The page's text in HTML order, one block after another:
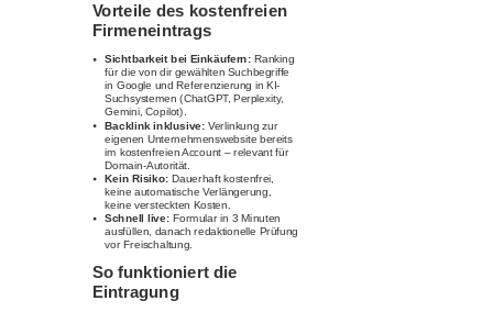
Vorteile des kostenfreien
Firmeneintrags
Sichtbarkeit bei Einkäufern: Ranking
für die von dir gewählten Suchbegriffe
in Google und Referenzierung in KI-
Suchsystemen (ChatGPT, Perplexity,
Gemini, Copilot).
Backlink inklusive: Verlinkung zur
eigenen Unternehmenswebsite bereits
im kostenfreien Account – relevant für
Domain-Autorität.
Kein Risiko: Dauerhaft kostenfrei,
keine automatische Verlängerung,
keine versteckten Kosten.
Schnell live: Formular in 3 Minuten
ausfüllen, danach redaktionelle Prüfung
vor Freischaltung.
So funktioniert die
Eintragung